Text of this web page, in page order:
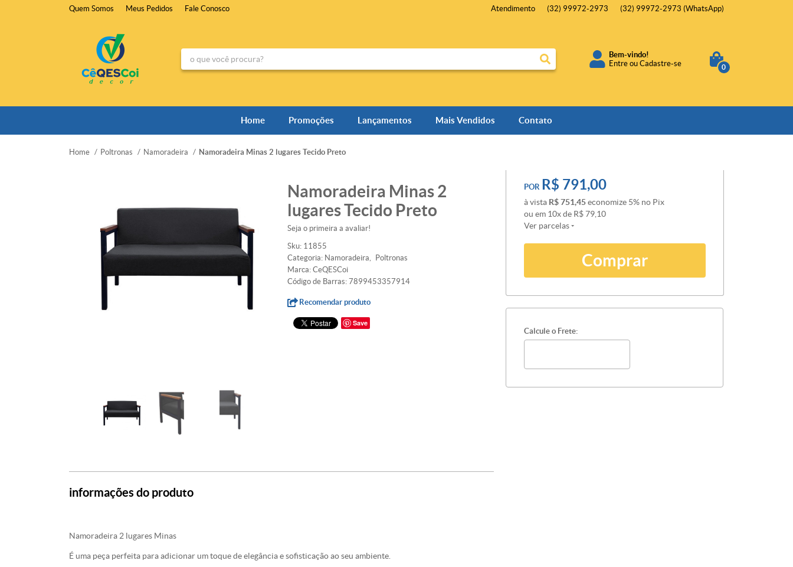
Quem Somos Meus Pedidos Fale Conosco Atendimento (32) 99972-2973 (32) 99972-2973 (WhatsApp)
Bem-vindo!
Entre ouCadastre-se 0
Home Promoções Lançamentos Mais Vendidos Contato
Home Poltronas Namoradeira Namoradeira Minas 2 lugares Tecido Preto
Namoradeira Minas 2
lugares Tecido Preto
Seja o primeira a avaliar!
Sku: 11855
Categoria: Namoradeira
Poltronas
Marca: CeQESCoi
Código de Barras: 7899453357914
Recomendar produto
Save
POR R$ 791,00
à vista R$ 751,45economize 5% no Pix
ou em 10xde R$ 79,10
Ver parcelas
Comprar
Calcule o Frete:
informações do produto
Namoradeira 2 lugares Minas
É uma peça perfeita para adicionar um toque de elegância e sofisticação ao seu ambiente.